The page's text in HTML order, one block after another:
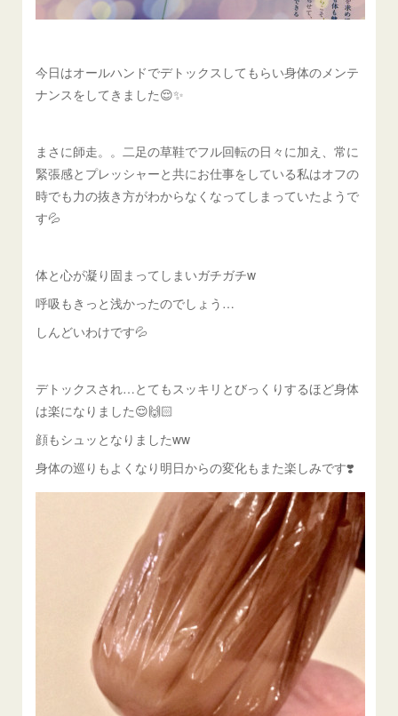
今日はオールハンドでデトックスしてもらい身体のメンテ
ナンスをしてきました😌✨
まさに師走。。二足の草鞋でフル回転の日々に加え、常に
緊張感とプレッシャーと共にお仕事をしている私はオフの
時でも力の抜き方がわからなくなってしまっていたようで
す💦
体と心が凝り固まってしまいガチガチw
呼吸もきっと浅かったのでしょう…
しんどいわけです💦
デトックスされ…とてもスッキリとびっくりするほど身体
は楽になりました😌🙌🏻
顔もシュッとなりましたww
身体の巡りもよくなり明日からの変化もまた楽しみです❣️